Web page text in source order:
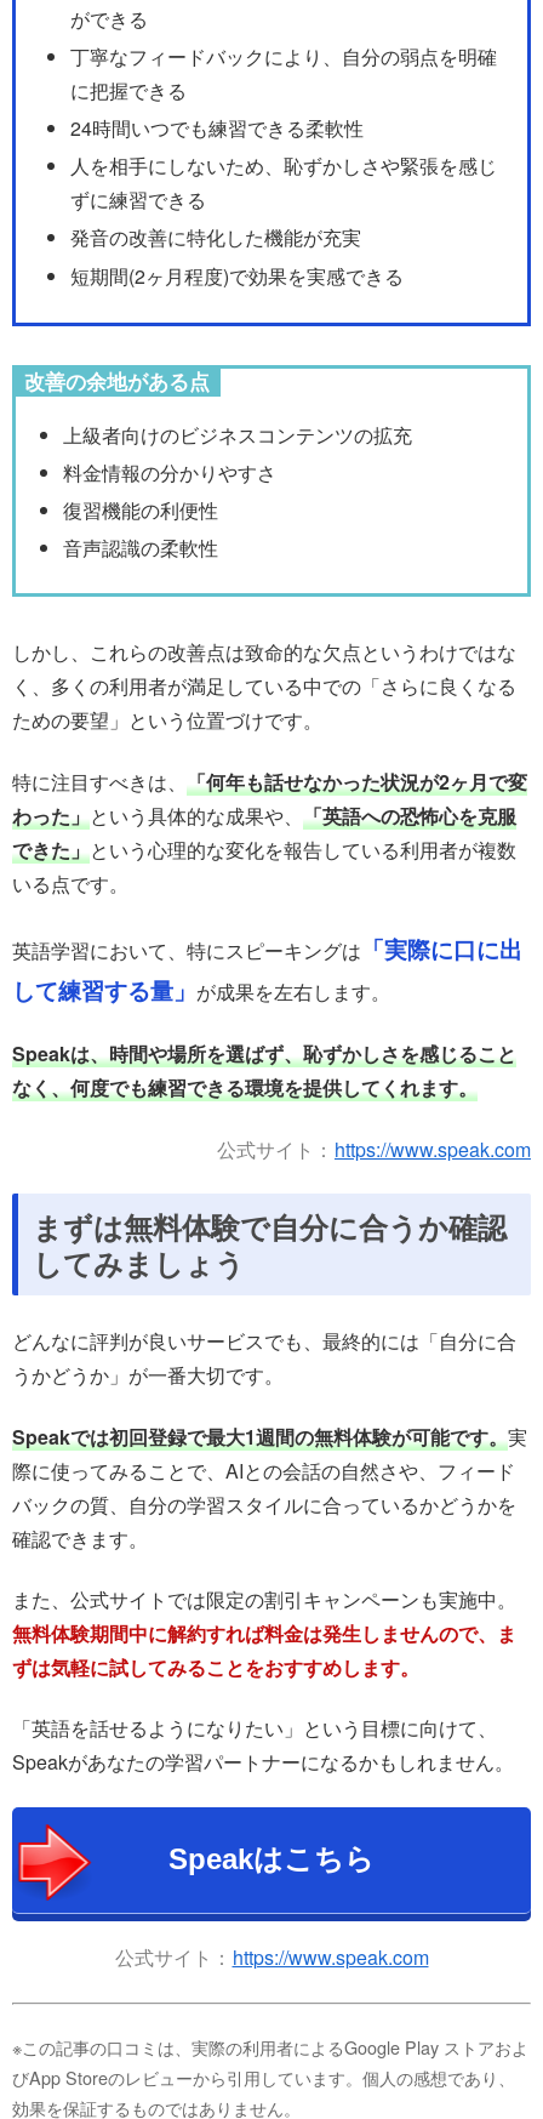
ができる
丁寧なフィードバックにより、自分の弱点を明確
に把握できる
24時間いつでも練習できる柔軟性
人を相手にしないため、恥ずかしさや緊張を感じ
ずに練習できる
発音の改善に特化した機能が充実
短期間(2ヶ月程度)で効果を実感できる
改善の余地がある点
上級者向けのビジネスコンテンツの拡充
料金情報の分かりやすさ
復習機能の利便性
音声認識の柔軟性
しかし、これらの改善点は致命的な欠点というわけではな
く、多くの利用者が満足している中での「さらに良くなる
ための要望」という位置づけです。
特に注目すべきは、 「何年も話せなかった状況が2ヶ月で変
わった」という具体的な成果や、 「英語への恐怖心を克服
できた」という心理的な変化を報告している利用者が複数
いる点です。
英語学習において、特にスピーキングは 「実際に口に出
して練習する量」 が成果を左右します。
Speakは、時間や場所を選ばず、恥ずかしさを感じること
なく、何度でも練習できる環境を提供してくれます。
公式サイト： https://www.speak.com
まずは無料体験で自分に合うか確認
してみましょう
どんなに評判が良いサービスでも、最終的には「自分に合
うかどうか」が一番大切です。
Speakでは初回登録で最大1週間の無料体験が可能です。 実
際に使ってみることで、AIとの会話の自然さや、フィード
バックの質、自分の学習スタイルに合っているかどうかを
確認できます。
また、公式サイトでは限定の割引キャンペーンも実施中。
無料体験期間中に解約すれば料金は発生しませんので、ま
ずは気軽に試してみることをおすすめします。
「英語を話せるようになりたい」という目標に向けて、
Speakがあなたの学習パートナーになるかもしれません。
Speakはこちら
公式サイト： https://www.speak.com
※この記事の口コミは、実際の利用者によるGoogle Play ストアおよ
びApp Storeのレビューから引用しています。個人の感想であり、
効果を保証するものではありません。